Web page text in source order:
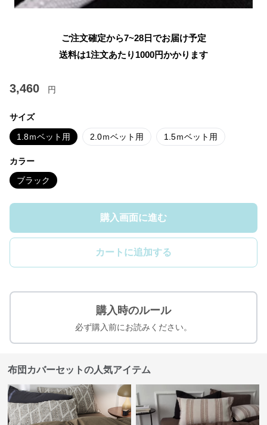
ご注文確定から7~28日でお届け予定
送料は1注文あたり 1000円かかります
3,460 円
サイズ
1.8ｍベット用 2.0ｍベット用 1.5ｍベット用
カラー
ブラック
購入画面に進む
カートに追加する
購入時のルール
必ず購入前にお読みください。
布団カバーセットの人気アイテム